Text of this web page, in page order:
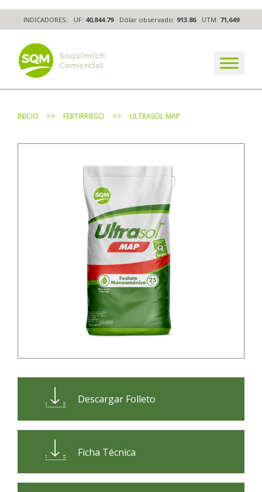
to
content
INDICADORES: UF: 40,844.79 Dólar observado: 913.86 UTM: 71,649
The worldwide business formula
INICIO >> FERTIRRIEGO >> ULTRASOL MAP
Descargar Folleto
Ficha Técnica